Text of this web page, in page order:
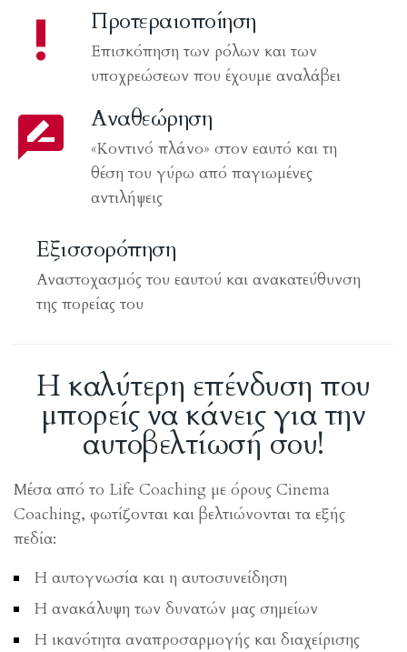
Προτεραιοποίηση
Επισκόπηση των ρόλων και των
υποχρεώσεων που έχουμε αναλάβει
Αναθεώρηση
«Κοντινό πλάνο» στον εαυτό και τη
θέση του γύρω από παγιωμένες
αντιλήψεις
Εξισσορόπηση
Αναστοχασμός του εαυτού και ανακατεύθυνση
της πορείας του
Η καλύτερη επένδυση που
μπορείς να κάνεις για την
αυτοβελτίωσή σου!
Μέσα από το Life Coaching με όρους Cinema
Coaching, φωτίζονται και βελτιώνονται τα εξής
πεδία:
Η αυτογνωσία και η αυτοσυνείδηση
Η ανακάλυψη των δυνατών μας σημείων
Η ικανότητα αναπροσαρμογής και διαχείρισης